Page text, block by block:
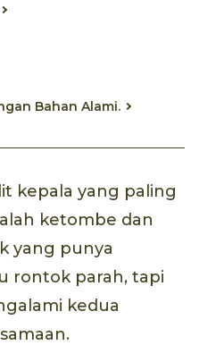
Bahan Alami.
kepala yang paling
ketombe dan
yang punya
rontok parah, tapi
kedua